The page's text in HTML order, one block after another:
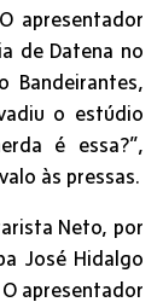
apresentador
de Datena no
Bandeirantes,
o estúdio
é essa?”,
às pressas.
Neto, por
José Hidalgo
apresentador